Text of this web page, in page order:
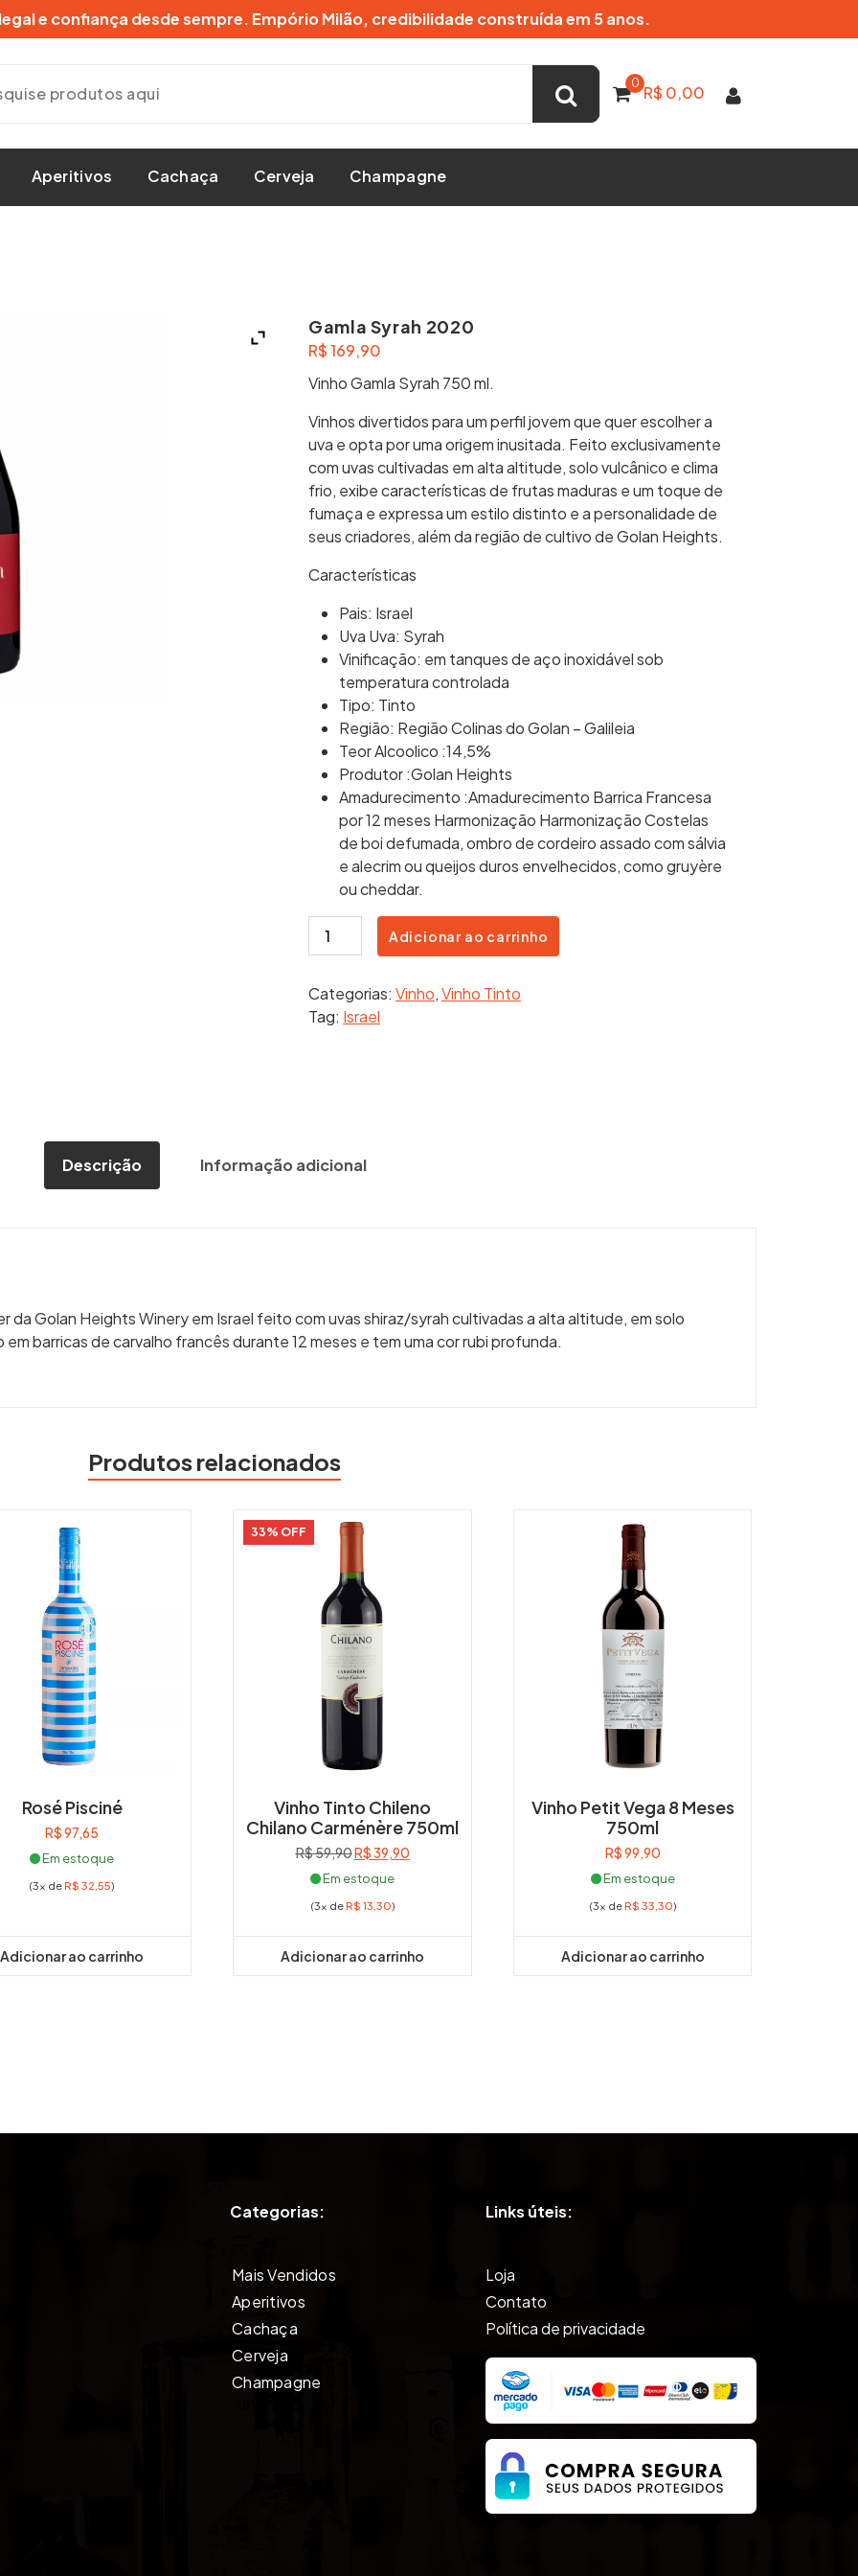
e confiança desde sempre. Empório Milão, credibilidade construída em 5 anos.
0 R$ 0,00
Aperitivos Cachaça Cerveja Champagne
Gamla Syrah 2020
R$169,90
Vinho Gamla Syrah 750 ml.
Vinhos divertidos para um perfil jovem que quer escolher a
uva e opta por uma origem inusitada. Feito exclusivamente
com uvas cultivadas em alta altitude, solo vulcânico e clima
frio, exibe características de frutas maduras e um toque de
fumaça e expressa um estilo distinto e a personalidade de
seus criadores, além da região de cultivo de Golan Heights.
Características
Pais: Israel
Uva Uva: Syrah
Vinificação: em tanques de aço inoxidável sob
temperatura controlada
Tipo: Tinto
Região: Região Colinas do Golan – Galileia
Teor Alcoolico :14,5%
Produtor :Golan Heights
Amadurecimento :Amadurecimento Barrica Francesa
por 12 meses Harmonização Harmonização Costelas
de boi defumada, ombro de cordeiro assado com sálvia
e alecrim ou queijos duros envelhecidos, como gruyère
ou cheddar.
Gamla
quantidade
Adicionar ao carrinho
Categorias: Vinho,Vinho Tinto
Tag: Israel
Descrição Informação adicional
da Golan Heights Winery em Israel feito com uvas shiraz/syrah cultivadas a alta altitude, em solo
barricas de carvalho francês durante 12 meses e tem uma cor rubi profunda.
Produtos relacionados
Rosé Pisciné
R$97,65
Em estoque
(3x deR$ 32,55)
Adicionar ao carrinho
33% OFF
Vinho Tinto Chileno
Chilano Carménère 750ml
R$59,90O
preço
original
era:
R$39,90O
Em estoque
(3x deR$ 13,30)
Adicionar ao carrinho
Vinho Petit Vega 8 Meses
750ml
R$99,90
Em estoque
(3x deR$ 33,30)
Adicionar ao carrinho
Categorias:
Mais Vendidos
Aperitivos
Cachaça
Cerveja
Champagne
Links úteis:
Loja
Contato
Política de privacidade